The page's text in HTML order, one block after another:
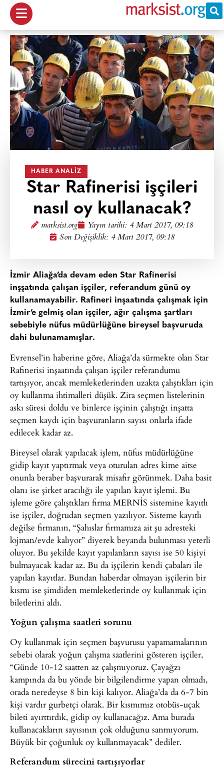
HABER ANALIZ
Star Rafinerisi işçileri
nasıl oy kullanacak?
marksist.org Yayın tarihi: 4 Mart 2017, 09:18
Son Değişiklik: 4 Mart 2017, 09:18
İzmir Aliağa’da devam eden Star Rafinerisi
inşşatında çalışan işçiler, referandum günü oy
kullanamayabilir. Rafineri inşaatında çalışmak için
İzmir’e gelmiş olan işçiler, ağır çalışma şartları
sebebiyle nüfus müdürlüğüne bireysel başvuruda
dahi bulunamamışlar.
Evrensel’in haberine göre, Aliağa’da sürmekte olan Star
Rafinerisi inşaatında çalışan işçiler referandumu
tartışıyor, ancak memleketlerinden uzakta çalıştıkları için
oy kullanma ihtimalleri düşük. Zira seçmen listelerinin
askı süresi doldu ve binlerce işçinin çalıştığı inşatta
seçmen kaydı için başvuranların sayısı onlarla ifade
edilecek kadar az.
Bireysel olarak yapılacak işlem, nüfus müdürlüğüne
gidip kayıt yaptırmak veya oturulan adres kime aitse
onunla beraber başvurarak misafir görünmek. Daha basit
olanı ise şirket aracılığı ile yapılan kayıt işlemi. Bu
işleme göre çalıştıkları firma MERNİS sistemine kayıtlı
ise işçiler, doğrudan seçmen yazılıyor. Sisteme kayıtlı
değilse firmanın, “Şahıslar firmamıza ait şu adresteki
lojman/evde kalıyor” diyerek beyanda bulunması yeterli
oluyor. Bu şekilde kayıt yapılanların sayısı ise 50 kişiyi
bulmayacak kadar az. Bu da işçilerin kendi çabaları ile
yapılan kayıtlar. Bundan haberdar olmayan işçilerin bir
kısmı ise şimdiden memleketlerinde oy kullanmak için
biletlerini aldı.
Yoğun çalışma saatleri sorunu
Oy kullanmak için seçmen başvurusu yapamamalarının
sebebi olarak yoğun çalışma saatlerini gösteren işçiler,
“Günde 10-12 saatten az çalışmıyoruz. Çayağzı
kampında da bu yönde bir bilgilendirme yapan olmadı,
orada neredeyse 8 bin kişi kalıyor. Aliağa’da da 6-7 bin
kişi vardır gurbetçi olarak. Bir kısmımız otobüs-uçak
bileti ayırttırdık, gidip oy kullanacağız. Ama burada
kullanacakların sayısının çok olduğunu sanmıyorum.
Büyük bir çoğunluk oy kullanmayacak” dediler.
Referandum sürecini tartışıyorlar